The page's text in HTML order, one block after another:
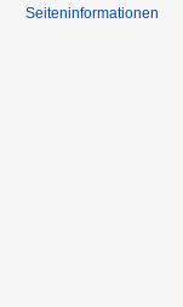
Seiten­informationen